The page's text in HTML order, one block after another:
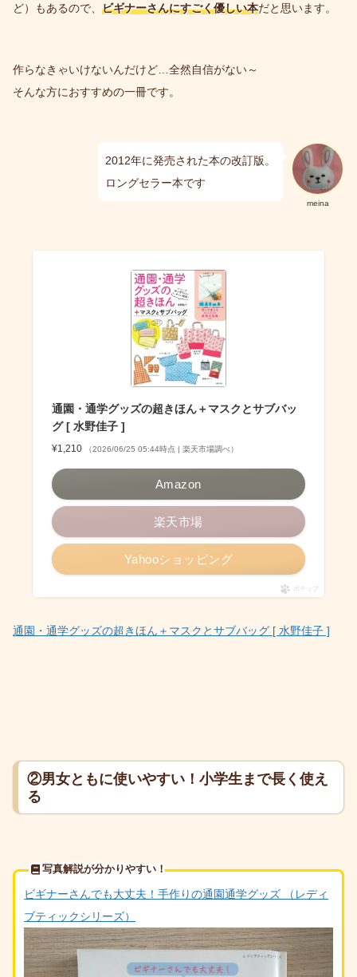
ど）もあるので、 ビギナーさんにすごく優しい本だと思います。
作らなきゃいけないんだけど…全然自信がない～
そんな方におすすめの一冊です。
meina
2012年に発売された本の改訂版。
ロングセラー本です
通園・通学グッズの超きほん＋マスクとサブバッ
グ [ 水野佳子 ]
¥1,210 （2026/06/25 05:44時点 | 楽天市場調べ）
Amazon
楽天市場
Yahooショッピング
ポチップ
通園・通学グッズの超きほん＋マスクとサブバッグ [ 水野佳子 ]
②男女ともに使いやすい！小学生まで長く使え
る
写真解説が分かりやすい！
ビギナーさんでも大丈夫！手作りの通園通学グッズ （レディ
ブティックシリーズ）